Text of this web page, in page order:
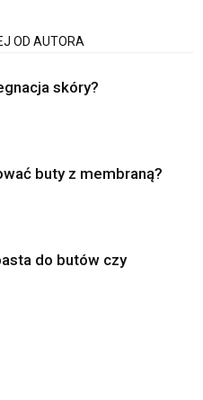
OD AUTORA
skóry?
buty z membraną?
do butów czy